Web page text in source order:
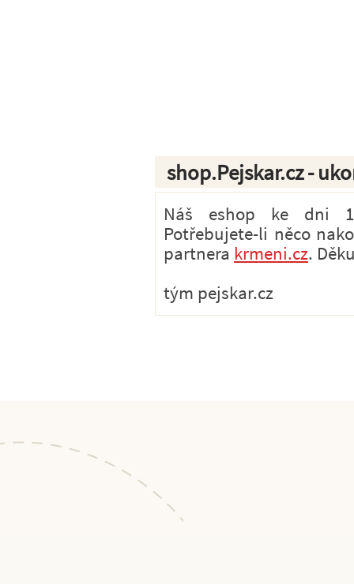
shop.Pejskar.cz -
Náš eshop ke dni
Potřebujete-li něco
partnera krmeni.cz.
tým pejskar.cz